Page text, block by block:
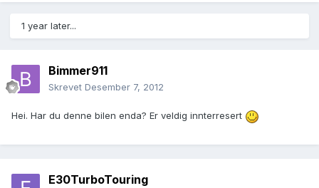
1 year later...
Bimmer911
Skrevet Desember 7, 2012
Hei. Har du denne bilen enda? Er veldig innterresert
E30TurboTouring